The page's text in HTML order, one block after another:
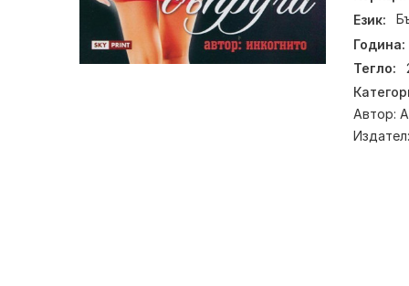
Език:
Година:
Тегло:
Автор:
Издател: